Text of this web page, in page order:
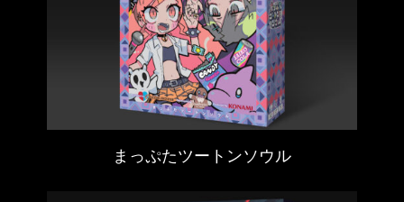
まっぷたツートンソウル